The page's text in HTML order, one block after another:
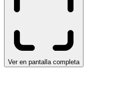
Ver en pantalla completa